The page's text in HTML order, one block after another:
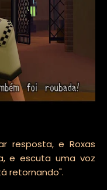
resposta, e Roxas
e escuta uma voz
retornando".